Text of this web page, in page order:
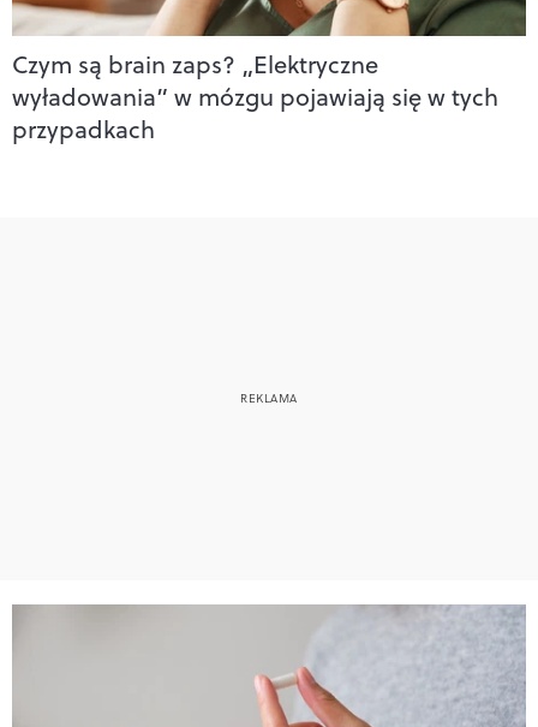
Czym są brain zaps? „Elektryczne
wyładowania” w mózgu pojawiają się w tych
przypadkach